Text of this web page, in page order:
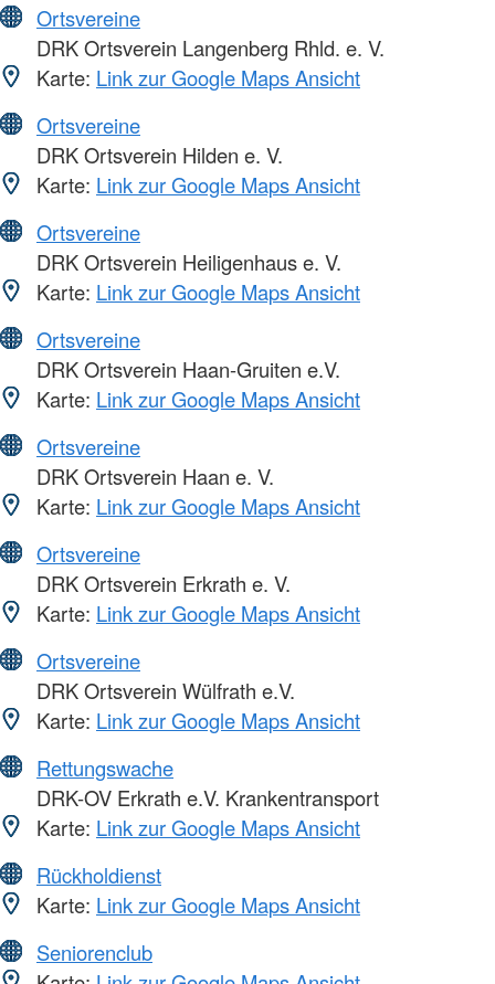
Ortsvereine
DRK Ortsverein Langenberg Rhld. e. V.
Karte: Link zur Google Maps Ansicht
Ortsvereine
DRK Ortsverein Hilden e. V.
Karte: Link zur Google Maps Ansicht
Ortsvereine
DRK Ortsverein Heiligenhaus e. V.
Karte: Link zur Google Maps Ansicht
Ortsvereine
DRK Ortsverein Haan-Gruiten e.V.
Karte: Link zur Google Maps Ansicht
Ortsvereine
DRK Ortsverein Haan e. V.
Karte: Link zur Google Maps Ansicht
Ortsvereine
DRK Ortsverein Erkrath e. V.
Karte: Link zur Google Maps Ansicht
Ortsvereine
DRK Ortsverein Wülfrath e.V.
Karte: Link zur Google Maps Ansicht
Rettungswache
DRK-OV Erkrath e.V. Krankentransport
Karte: Link zur Google Maps Ansicht
Rückholdienst
Karte: Link zur Google Maps Ansicht
Seniorenclub